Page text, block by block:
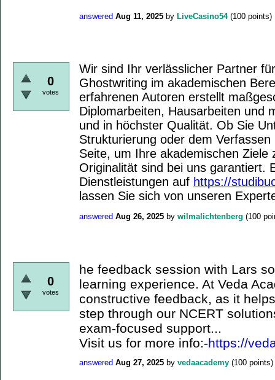
answered Aug 11, 2025 by LiveCasino54 (100 points)
0
votes
Wir sind Ihr verlässlicher Partner
Ghostwriting im akademischen
erfahrenen Autoren erstellt
Diplomarbeiten, Hausarbeiten und
und in höchster Qualität. Ob Sie
Strukturierung oder dem
Seite, um Ihre akademischen Ziele
Originalität sind bei uns garantiert.
Dienstleistungen auf https://
lassen Sie sich von unseren
answered Aug 26, 2025 by wilmalichtenberg (100
0
votes
he feedback session with Lars
learning experience. At Veda
constructive feedback, as it
step through our NCERT
exam-focused support...
Visit us for more info:-https://
answered Aug 27, 2025 by vedaacademy (100 points)